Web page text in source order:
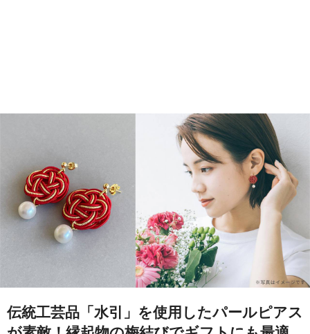
伝統工芸品「水引」を使用したパールピアス